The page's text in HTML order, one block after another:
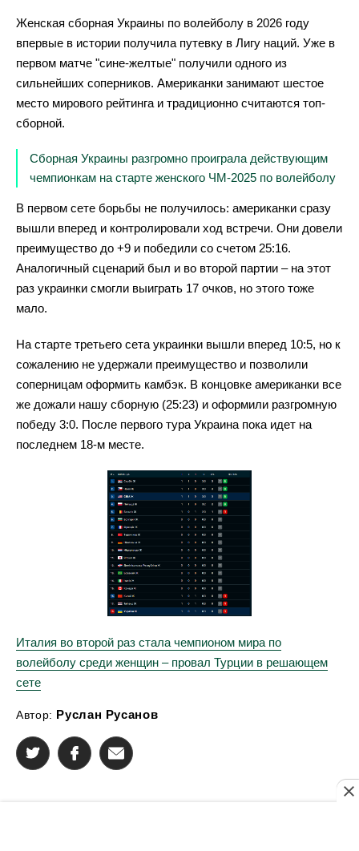
Женская сборная Украины по волейболу в 2026 году
впервые в истории получила путевку в Лигу наций. Уже в
первом матче "сине-желтые" получили одного из
сильнейших соперников. Американки занимают шестое
место мирового рейтинга и традиционно считаются топ-
сборной.
Сборная Украины разгромно проиграла действующим
чемпионкам на старте женского ЧМ-2025 по волейболу
В первом сете борьбы не получилось: американки сразу
вышли вперед и контролировали ход встречи. Они довели
преимущество до +9 и победили со счетом 25:16.
Аналогичный сценарий был и во второй партии – на этот
раз украинки смогли выиграть 17 очков, но этого тоже
мало.
На старте третьего сета украинки вышли вперед 10:5, но к
сожалению не удержали преимущество и позволили
соперницам оформить камбэк. В концовке американки все
же дожали нашу сборную (25:23) и оформили разгромную
победу 3:0. После первого тура Украина пока идет на
последнем 18-м месте.
Италия во второй раз стала чемпионом мира по
волейболу среди женщин – провал Турции в решающем
сете
Автор: Руслан Русанов